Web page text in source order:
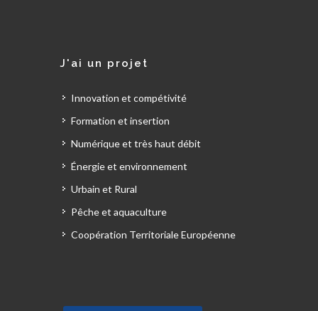
J'ai un projet
Innovation et compétivité
Formation et insertion
Numérique et très haut débit
Énergie et environnement
Urbain et Rural
Pêche et aquaculture
Coopération Territoriale Européenne